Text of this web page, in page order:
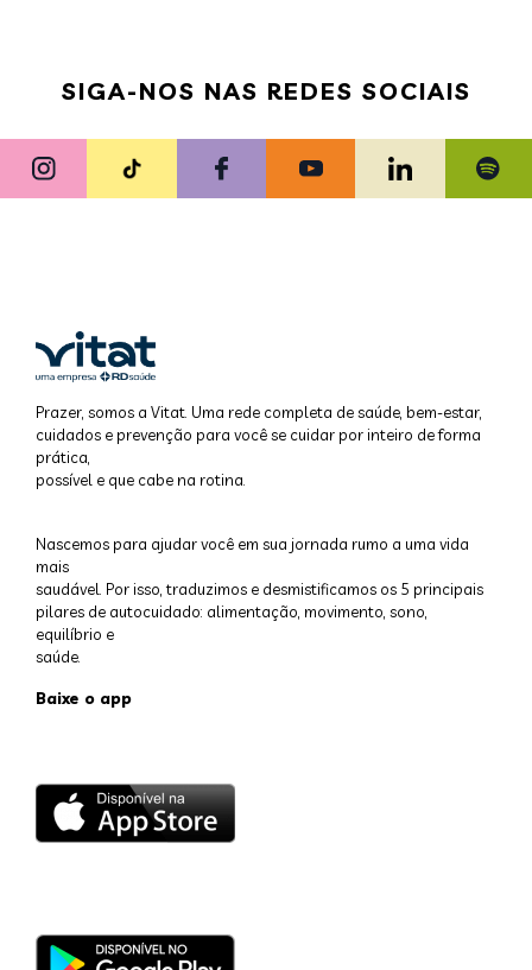
SIGA-NOS NAS REDES SOCIAIS
Prazer, somos a Vitat. Uma rede completa de saúde, bem-estar,
cuidados e prevenção para você se cuidar por inteiro de forma
prática,
possível e que cabe na rotina.
Nascemos para ajudar você em sua jornada rumo a uma vida
mais
saudável. Por isso, traduzimos e desmistificamos os 5 principais
pilares de autocuidado: alimentação, movimento, sono,
equilíbrio e
saúde.
Baixe o app